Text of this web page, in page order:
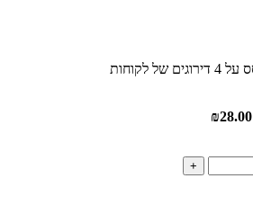
4 דירוגים של לקוחות
₪28.00
+